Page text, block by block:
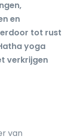
en
tot rust
yoga
verkrijgen
van